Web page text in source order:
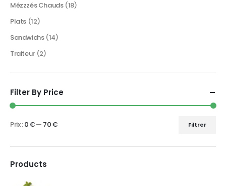
Mézzzés Chauds (18)
Plats (12)
Sandwichs (14)
Traiteur (2)
Filter By Price
Filtrer
Prix :0 €— 70 €
Products